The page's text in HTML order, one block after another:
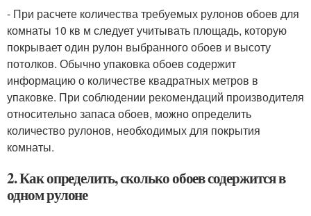
- При расчете количества требуемых рулонов обоев для
комнаты 10 кв м следует учитывать площадь, которую
покрывает один рулон выбранного обоев и высоту
потолков. Обычно упаковка обоев содержит
информацию о количестве квадратных метров в
упаковке. При соблюдении рекомендаций производителя
относительно запаса обоев, можно определить
количество рулонов, необходимых для покрытия
комнаты.
2. Как определить, сколько обоев содержится в
одном рулоне